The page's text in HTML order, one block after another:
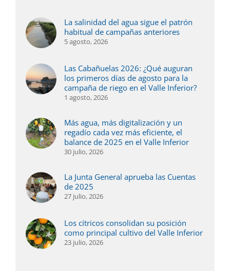
La salinidad del agua sigue el patrón
habitual de campañas anteriores
5 agosto, 2026
Las Cabañuelas 2026: ¿Qué auguran
los primeros días de agosto para la
campaña de riego en el Valle Inferior?
1 agosto, 2026
Más agua, más digitalización y un
regadío cada vez más eficiente, el
balance de 2025 en el Valle Inferior
30 julio, 2026
La Junta General aprueba las Cuentas
de 2025
27 julio, 2026
Los cítricos consolidan su posición
como principal cultivo del Valle Inferior
23 julio, 2026